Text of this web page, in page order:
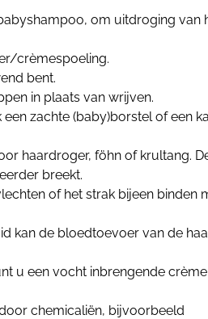
om uitdroging van
crèmespoeling.
bent.
in plaats van wrijven.
zachte (baby)borstel of een
haardroger, föhn of krultang.
breekt.
of het strak bijeen binden
kan de bloedtoevoer van de
u een vocht inbrengende
chemicaliën, bijvoorbeeld